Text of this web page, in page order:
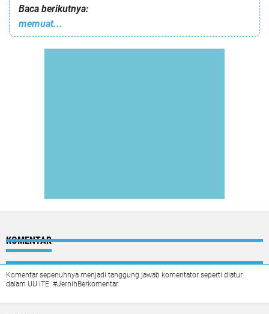
Baca berikutnya:
memuat...
KOMENTAR
Komentar sepenuhnya menjadi tanggung jawab komentator seperti diatur
dalam UU ITE. #JernihBerkomentar